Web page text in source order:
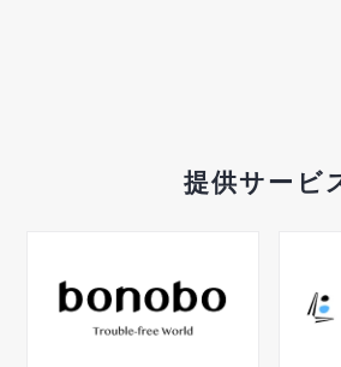
提供サービ